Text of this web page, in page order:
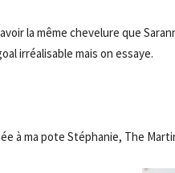
la même chevelure que
irréalisable mais on essaye.
à ma pote Stéphanie, The